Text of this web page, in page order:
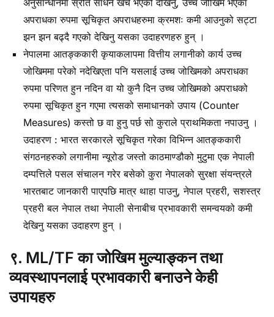
अपराधका रुपमा सूचिकृत अपराधहरुमा क्रमशः कमी आउनुको सट्टा
झन झन बढ्दै गएको देखिनु यसका उदाहरणहरु हुन् ।
नेपालमा आतङ्ककारी कृयाकलापमा वित्तीय लगानीको कार्य उच्च
जोखिममा परेको नदेखिएता पनि यसलाई उच्च जोखिमको अपराधका
रुपमा परिणत हुन नदिन वा यो कुनै दिन उच्च जोखिमको अपराधको
रुपमा सूचिकृत हुन गएमा त्यसको समाधानको उपाय (Counter
Measures) कस्तो छ वा हुनु पर्छ सो कुराले प्राथमिकता नपाउनु ।
उदाहरण : भारत सरकारले सूचिकृत गरेका विभिन्न आतङ्ककारी
संगठनहरुको लगानीमा न्यूरोड जस्तो काठमाण्डौको मुटुमा एक नेपाली
दम्पत्तिले पसल संचालन गरेर बसेको कुरा नेपालको सुरक्षा संयन्त्रले
भारतबाट जानकारी पाएपछि मात्र थाहा पाउनु, नेपाल प्रहरी, सशस्त्र
प्रहरी बल नेपाल तथा नेपाली सेनाबीच प्रभावकारी समन्वयको कमी
देखिनु यसका उदाहरण हुन् ।
९. ML/TF का जोखिम मुल्याङ्कन तथा
व्यवस्थापनलाई प्रभावकारी बनाउने केही
उपायहरु